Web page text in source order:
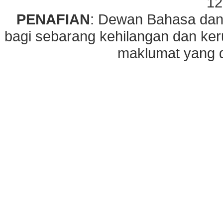
PENAFIAN: Dewan Bahasa
bagi sebarang kehilangan dan
maklumat yang